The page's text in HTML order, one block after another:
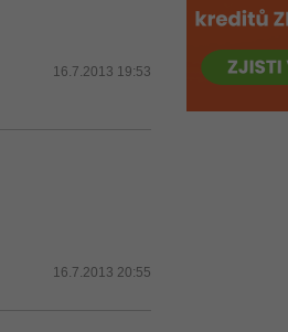
16.7.2013 19:53
16.7.2013 20:55